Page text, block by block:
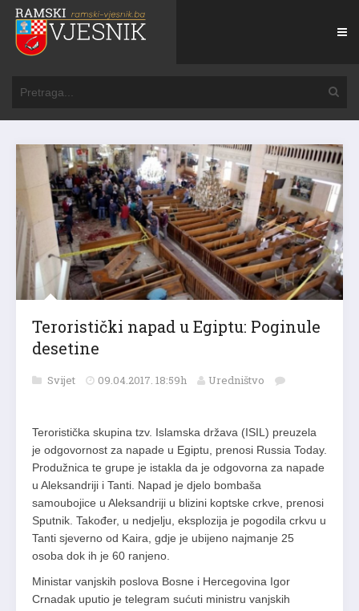
Teroristički napad u Egiptu: Poginule
desetine
Svijet 09.04.2017. 18:59h Uredništvo
Teroristička skupina tzv. Islamska država (ISIL) preuzela
je odgovornost za napade u Egiptu, prenosi Russia Today.
Produžnica te grupe je istakla da je odgovorna za napade
u Aleksandriji i Tanti. Napad je djelo bombaša
samoubojice u Aleksandriji u blizini koptske crkve, prenosi
Sputnik. Također, u nedjelju, eksplozija je pogodila crkvu u
Tanti sjeverno od Kaira, gdje je ubijeno najmanje 25
osoba dok ih je 60 ranjeno.
Ministar vanjskih poslova Bosne i Hercegovina Igor
Crnadak uputio je telegram sućuti ministru vanjskih